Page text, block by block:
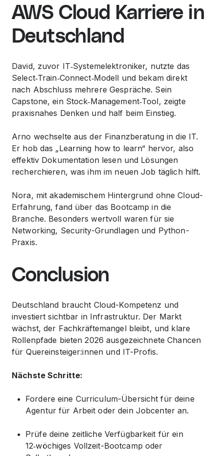
AWS Cloud Karriere in
Deutschland
David, zuvor IT‑Systemelektroniker, nutzte das
Select‑Train‑Connect‑Modell und bekam direkt
nach Abschluss mehrere Gespräche. Sein
Capstone, ein Stock‑Management‑Tool, zeigte
praxisnahes Denken und half beim Einstieg.
Arno wechselte aus der Finanzberatung in die IT.
Er hob das „Learning how to learn“ hervor, also
effektiv Dokumentation lesen und Lösungen
recherchieren, was ihm im neuen Job täglich hilft.
Nora, mit akademischem Hintergrund ohne Cloud-
Erfahrung, fand über das Bootcamp in die
Branche. Besonders wertvoll waren für sie
Networking, Security-Grundlagen und Python-
Praxis.
Conclusion
Deutschland braucht Cloud-Kompetenz und
investiert sichtbar in Infrastruktur. Der Markt
wächst, der Fachkräftemangel bleibt, und klare
Rollenpfade bieten 2026 ausgezeichnete Chancen
für Quereinsteiger:innen und IT-Profis.
Nächste Schritte:
Fordere eine Curriculum-Übersicht für deine
Agentur für Arbeit oder dein Jobcenter an.
Prüfe deine zeitliche Verfügbarkeit für ein
12‑wöchiges Vollzeit-Bootcamp oder